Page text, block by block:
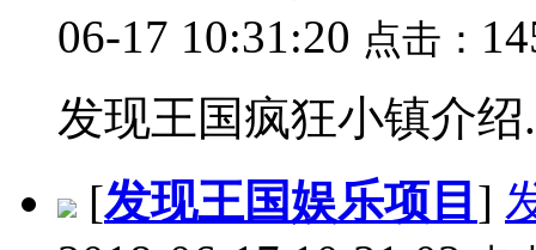
06-17 10:31:20 点击：
发现王国疯狂小镇介绍
[发现王国娱乐项目 ]